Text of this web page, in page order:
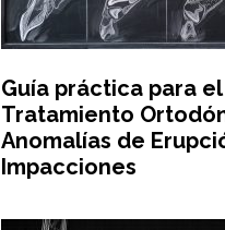
Guía práctica para el
Tratamiento
Anomalías de
Impacciones